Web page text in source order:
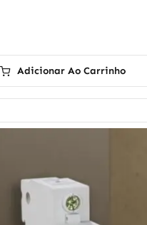
Adicionar Ao Carrinho